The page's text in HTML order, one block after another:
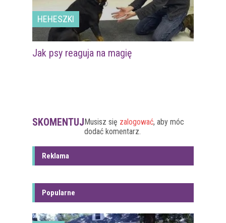
HEHESZKI
Jak psy reaguja na magię
SKOMENTUJ Musisz się zalogować, aby móc
dodać komentarz.
Reklama
Popularne